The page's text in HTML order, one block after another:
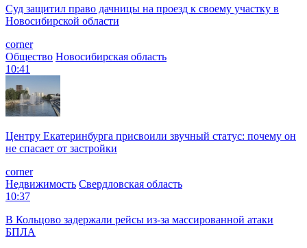
Суд защитил право дачницы на проезд к своему участку в
Новосибирской области
corner
Общество Новосибирская область
10:41
Центру Екатеринбурга присвоили звучный статус: почему он
не спасает от застройки
corner
Недвижимость Свердловская область
10:37
В Кольцово задержали рейсы из-за массированной атаки
БПЛА